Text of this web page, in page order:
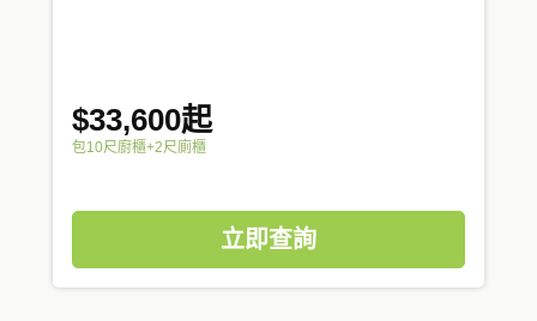
$33,600起
包10尺廚櫃+2尺廁櫃
立即查詢